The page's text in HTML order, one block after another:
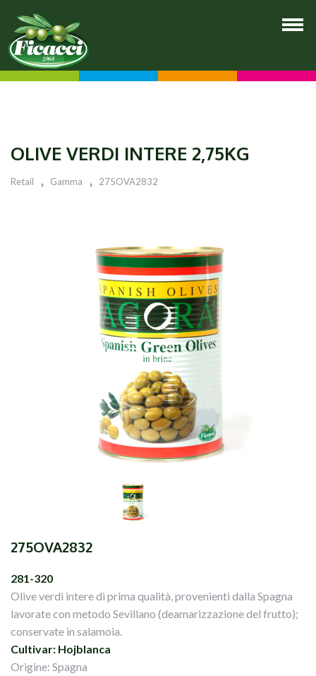
OLIVE VERDI INTERE 2,75KG
Retail Gamma 275OVA2832
275OVA2832
281-320
Olive verdi intere di prima qualità, provenienti dalla Spagna
lavorate con metodo Sevillano (deamarizzazione del frutto);
conservate in salamoia.
Cultivar: Hojblanca
Origine: Spagna